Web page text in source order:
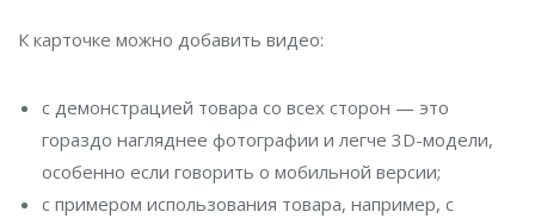
К карточке можно добавить видео:
с демонстрацией товара со всех сторон — это
гораздо нагляднее фотографии и легче 3D-модели,
особенно если говорить о мобильной версии;
с примером использования товара, например, с